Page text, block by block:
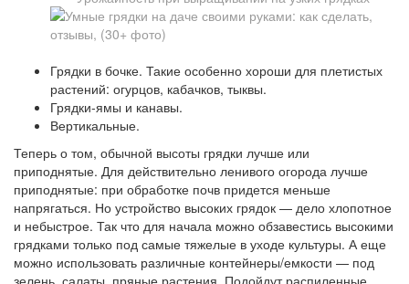
Грядки в бочке. Такие особенно хороши для плетистых
растений: огурцов, кабачков, тыквы.
Грядки-ямы и канавы.
Вертикальные.
Теперь о том, обычной высоты грядки лучше или
приподнятые. Для действительно ленивого огорода лучше
приподнятые: при обработке почв придется меньше
напрягаться. Но устройство высоких грядок — дело хлопотное
и небыстрое. Так что для начала можно обзавестись высокими
грядками только под самые тяжелые в уходе культуры. А еще
можно использовать различные контейнеры/емкости — под
зелень, салаты, пряные растения. Подойдут распиленные